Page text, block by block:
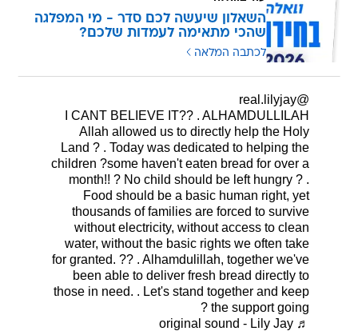
השאלון שיעשה לכם סדר - מי המפלגה
שהכי מתאימה לעמדות שלכם?
לכתבה המלאה
@real.lilyjay
I CANT BELIEVE IT?? . ALHAMDULLILAH
Allah allowed us to directly help the Holy
Land ? . Today was dedicated to helping the
children ?some haven't eaten bread for over a
month!! ? No child should be left hungry ? .
Food should be a basic human right, yet
thousands of families are forced to survive
without electricity, without access to clean
water, without the basic rights we often take
for granted. ?? . Alhamdulillah, together we've
been able to deliver fresh bread directly to
those in need. . Let's stand together and keep
the support going ?
♬ original sound - Lily Jay